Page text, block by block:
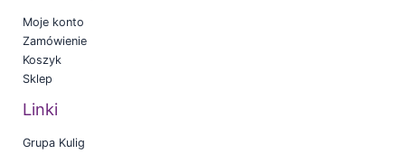
Moje konto
Zamówienie
Koszyk
Sklep
Linki
Grupa Kulig